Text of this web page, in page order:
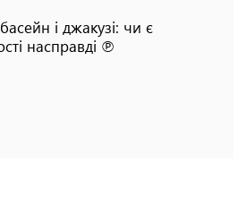
і джакузі: чи є
насправді ℗